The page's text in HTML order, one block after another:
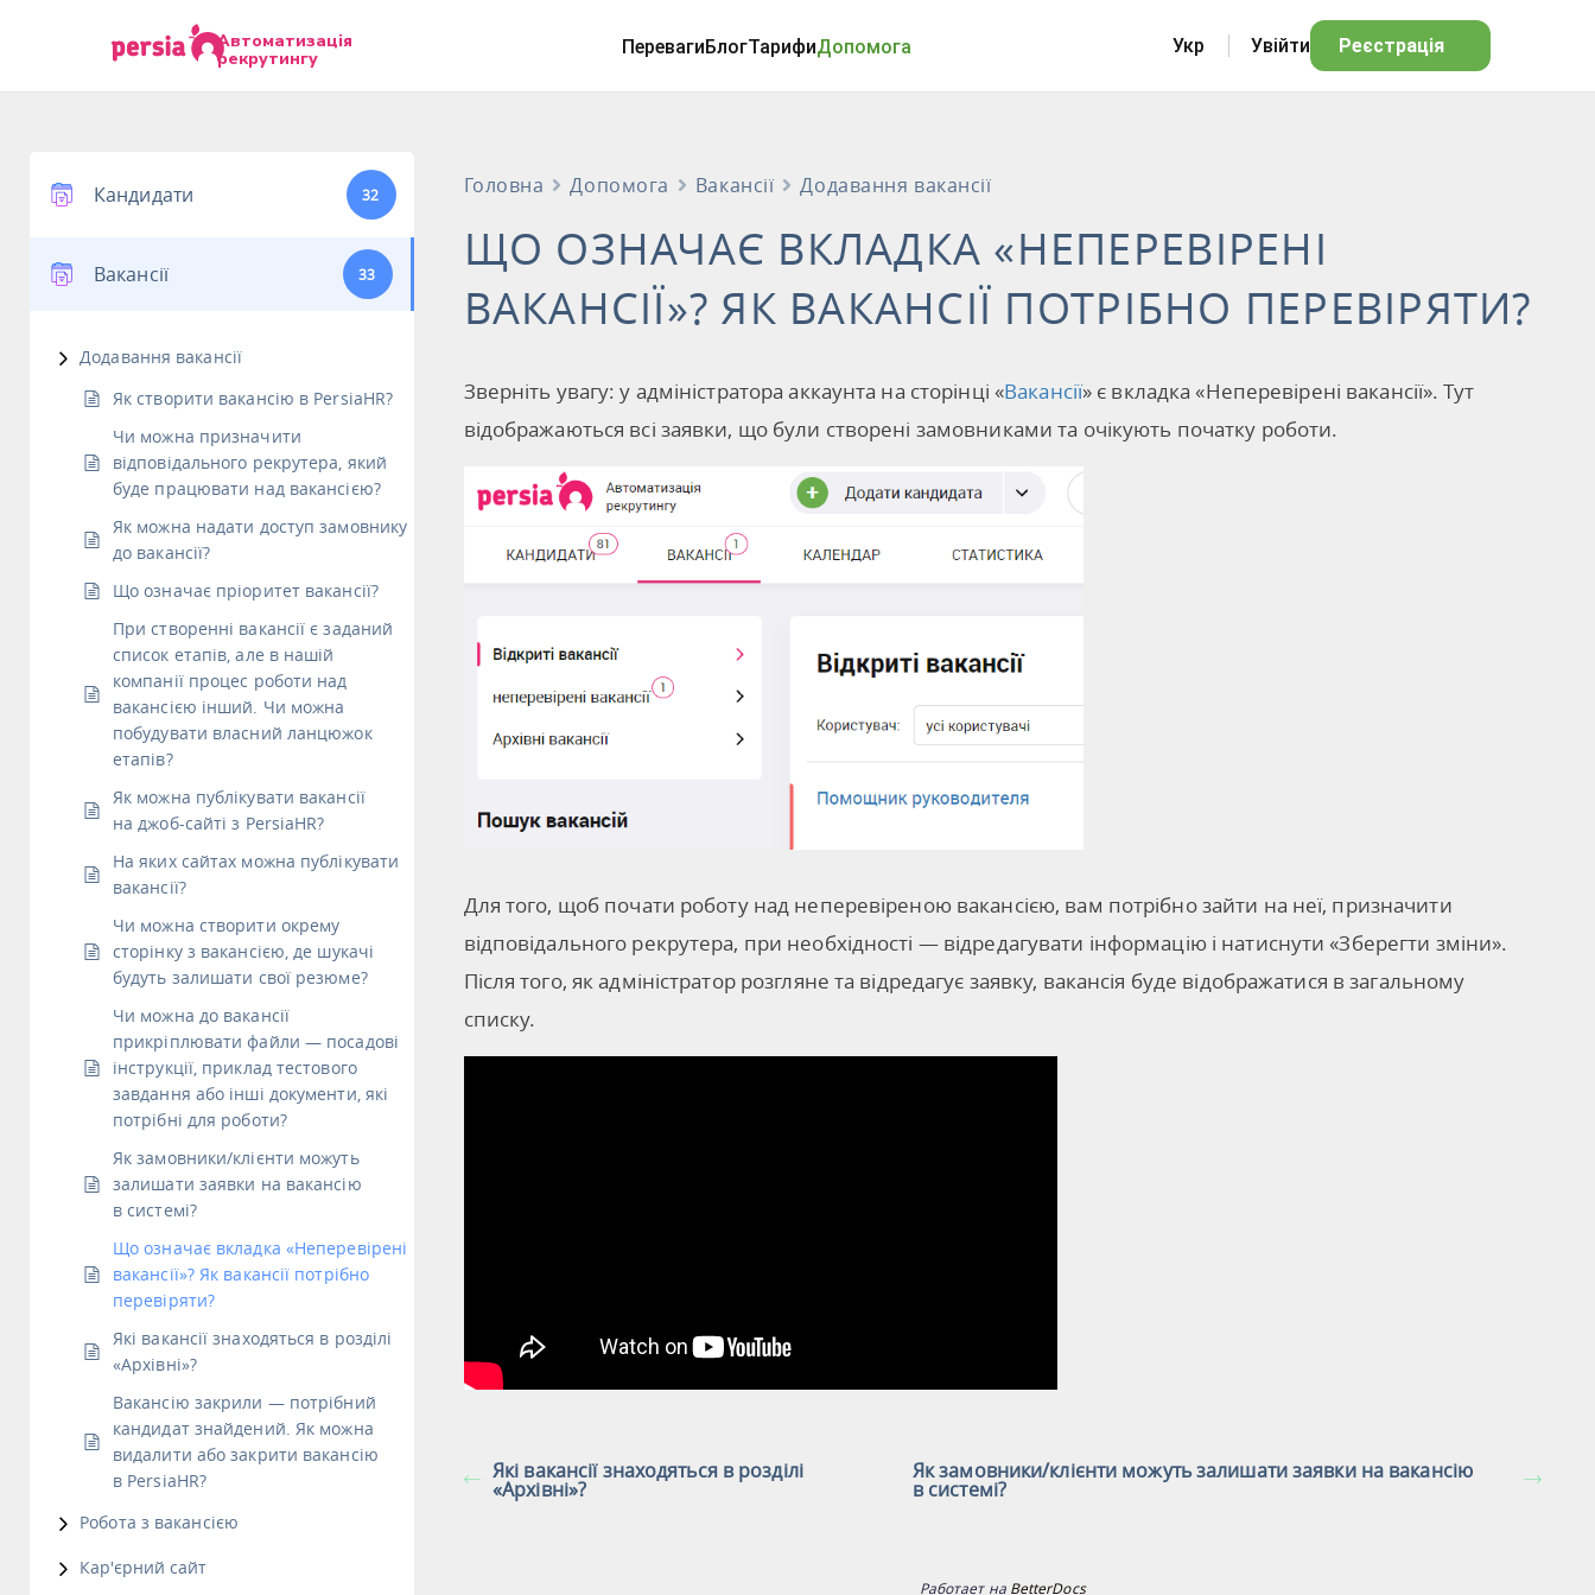
Автоматизація
рекрутингу
ПеревагиБлогТарифиДопомога Укр Увійти Реєстрація
Кандидати 32
Вакансії 33
Додавання вакансії
Як створити вакансію в PersiaHR?
Чи можна призначити
відповідального рекрутера, який
буде працювати над вакансією?
Як можна надати доступ замовнику
до вакансії?
Що означає пріоритет вакансії?
При створенні вакансії є заданий
список етапів, але в нашій
компанії процес роботи над
вакансією інший. Чи можна
побудувати власний ланцюжок
етапів?
Як можна публікувати вакансії
на джоб-сайті з PersiaHR?
На яких сайтах можна публікувати
вакансії?
Чи можна створити окрему
сторінку з вакансією, де шукачі
будуть залишати свої резюме?
Чи можна до вакансії
прикріплювати файли — посадові
інструкції, приклад тестового
завдання або інші документи, які
потрібні для роботи?
Як замовники/клієнти можуть
залишати заявки на вакансію
в системі?
Що означає вкладка «Неперевірені
вакансії»? Як вакансії потрібно
перевіряти?
Які вакансії знаходяться в розділі
«Архівні»?
Вакансію закрили — потрібний
кандидат знайдений. Як можна
видалити або закрити вакансію
в PersiaHR?
Робота з вакансією
Кар'єрний сайт
Головна Допомога Вакансії Додавання вакансії
ЩО ОЗНАЧАЄ ВКЛАДКА «НЕПЕРЕВІРЕНІ
ВАКАНСІЇ»? ЯК ВАКАНСІЇ ПОТРІБНО ПЕРЕВІРЯТИ?
Зверніть увагу: у адміністратора аккаунта на сторінці «Вакансії» є вкладка «Неперевірені вакансії». Тут
відображаються всі заявки, що були створені замовниками та очікують початку роботи.
Для того, щоб почати роботу над неперевіреною вакансією, вам потрібно зайти на неї, призначити
відповідального рекрутера, при необхідності — відредагувати інформацію і натиснути «Зберегти зміни».
Після того, як адміністратор розгляне та відредагує заявку, вакансія буде відображатися в загальному
списку.
Які вакансії знаходяться в розділі
«Архівні»?
Як замовники/клієнти можуть залишати заявки на вакансію
в системі?
Работает на BetterDocs